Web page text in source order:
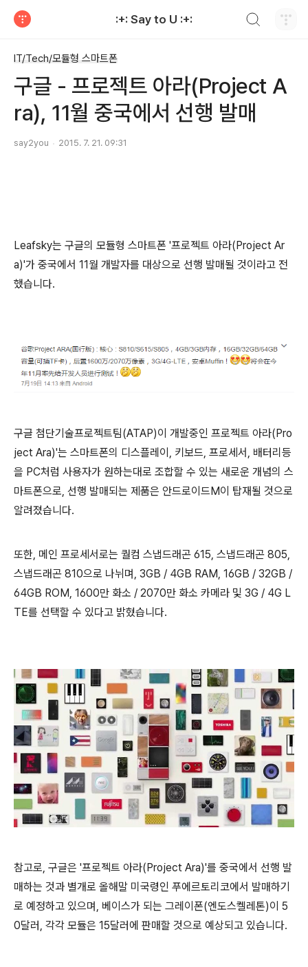
:+: Say to U :+:
IT/Tech/모듈형 스마트폰
구글 - 프로젝트 아라(Project A
ra), 11월 중국에서 선행 발매
say2you 2015. 7. 21. 09:31
Leafsky는 구글의 모듈형 스마트폰 '프로젝트 아라(Project Ar
a)'가 중국에서 11월 개발자를 대상으로 선행 발매될 것이라고 전
했습니다.
구글 첨단기술프로젝트팀(ATAP)이 개발중인 프로젝트 아라(Pro
ject Ara)'는 스마트폰의 디스플레이, 키보드, 프로세서, 배터리등
을 PC처럼 사용자가 원하는대로 조합할 수 있는 새로운 개념의 스
마트폰으로, 선행 발매되는 제품은 안드로이드M이 탑재될 것으로
알려졌습니다.
또한, 메인 프로세서로는 퀄컴 스냅드래곤 615, 스냅드래곤 805,
스냅드래곤 810으로 나뉘며, 3GB / 4GB RAM, 16GB / 32GB /
64GB ROM, 1600만 화소 / 2070만 화소 카메라 및 3G / 4G L
TE를 선택할 수 있다고 밝혔습니다.
참고로, 구글은 '프로젝트 아라(Project Ara)'를 중국에서 선행 발
매하는 것과 별개로 올해말 미국령인 푸에르토리코에서 발매하기
로 예정하고 있으며, 베이스가 되는 그레이폰(엔도스켈레톤)이 5
0달러, 각각 모듈은 15달러에 판매할 것으로 예상되고 있습니다.